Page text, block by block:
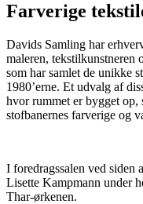
Farverige
Davids Samling har
maleren, tekstilkunstneren
som har samlet de unikke
1980’erne. Et udvalg af
hvor rummet er bygget op,
stofbanernes farverige og
I foredragssalen ved siden
Lisette Kampmann under
Thar-ørkenen.